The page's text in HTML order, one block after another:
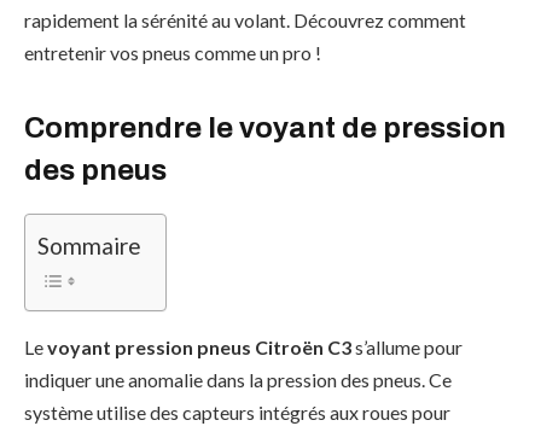
rapidement la sérénité au volant. Découvrez comment
entretenir vos pneus comme un pro !
Comprendre le voyant de pression
des pneus
Sommaire
Levoyant pression pneus Citroën C3s’allume pour
indiquer une anomalie dans la pression des pneus. Ce
système utilise des capteurs intégrés aux roues pour